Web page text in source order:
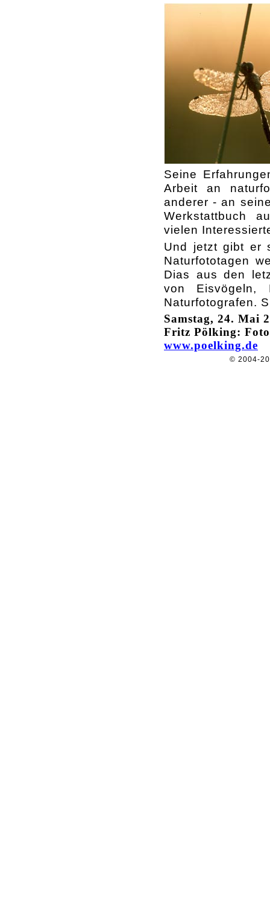
Seine
Arbeit an
anderer - an
Werkstattbuch
vielen
Und jetzt gibt er
Naturfototagen
Dias aus den
von Eisvögeln,
Naturfotografen.
Samstag, 24. Mai
Fritz Pölking:
www.poelking.de
© 2004-